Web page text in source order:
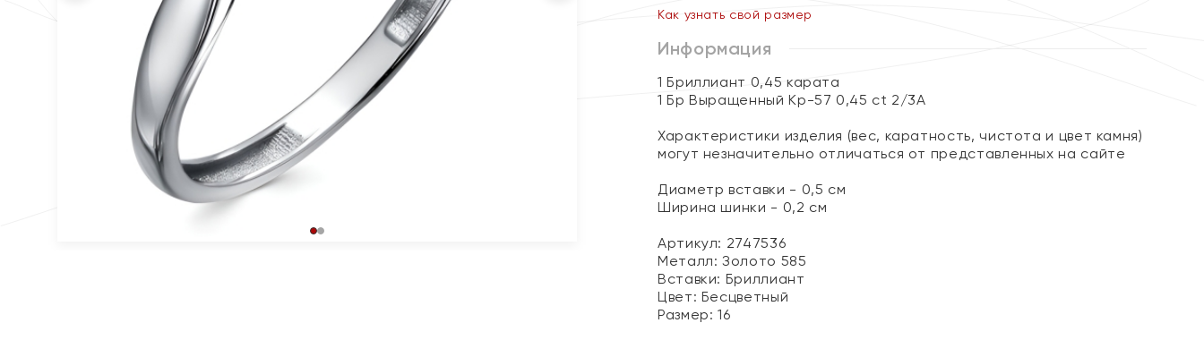
Как узнать свой размер
Информация
1 Бриллиант 0,45 карата
1 Бр Выращенный Кр-57 0,45 ct 2/3А
Характеристики изделия (вес, каратность, чистота и цвет камня)
могут незначительно отличаться от представленных на сайте
Диаметр вставки - 0,5 см
Ширина шинки - 0,2 см
Артикул: 2747536
Металл:Золото 585
Вставки: Бриллиант
Цвет: Бесцветный
Размер:16